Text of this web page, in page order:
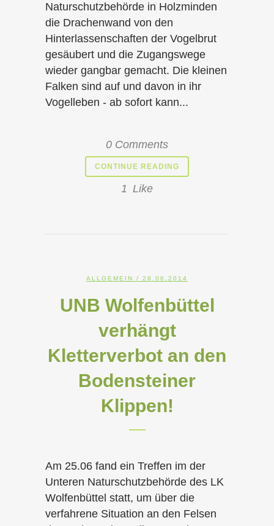
Naturschutzbehörde in Holzminden
die Drachenwand von den
Hinterlassenschaften der Vogelbrut
gesäubert und die Zugangswege
wieder gangbar gemacht. Die kleinen
Falken sind auf und davon in ihr
Vogelleben - ab sofort kann...
0 Comments
CONTINUE READING
1 Like
ALLGEMEIN / 28.06.2014
UNB Wolfenbüttel
verhängt
Kletterverbot an den
Bodensteiner
Klippen!
Am 25.06 fand ein Treffen im der
Unteren Naturschutzbehörde des LK
Wolfenbüttel statt, um über die
verfahrene Situation an den Felsen